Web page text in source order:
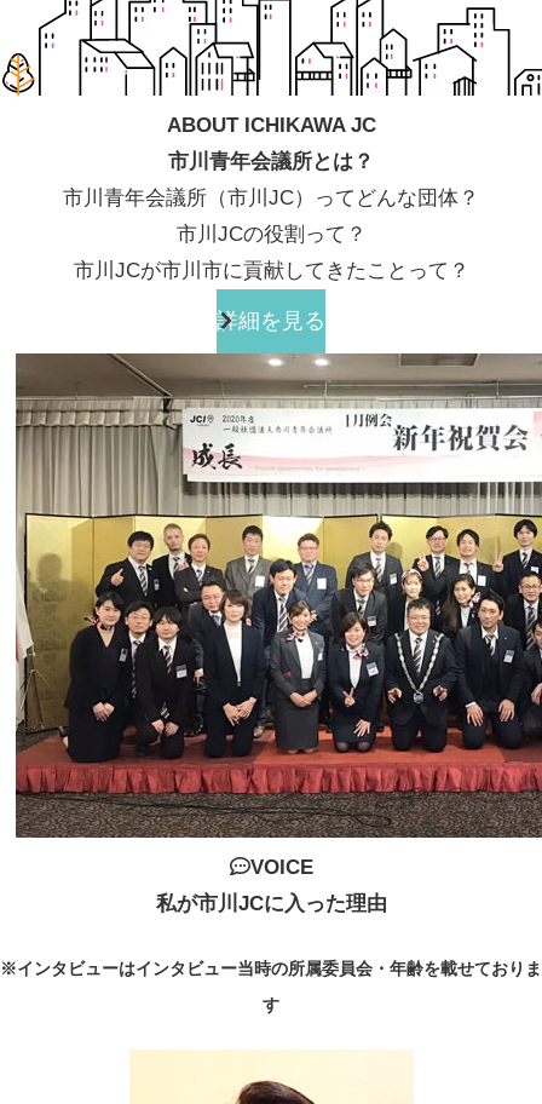
ABOUT ICHIKAWA JC
市川青年会議所とは？
市川青年会議所（市川JC）ってどんな団体？
市川JCの役割って？
市川JCが市川市に貢献してきたことって？
詳細を見る
VOICE
私が市川JCに入った理由
※インタビューはインタビュー当時の所属委員会・年齢を載せておりま
す